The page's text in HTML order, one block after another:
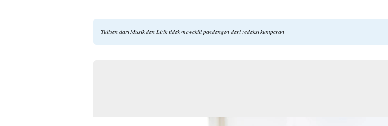
Tulisan dari Musik dan Lirik tidak mewakili pandangan dari redaksi kumparan